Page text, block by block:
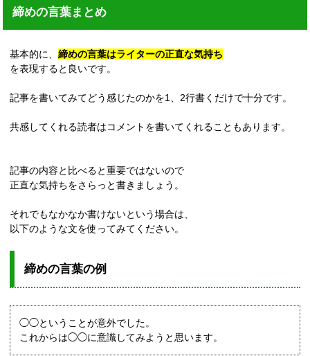
締めの言葉まとめ
基本的に、締めの言葉はライターの正直な気持ち
を表現すると良いです。
記事を書いてみてどう感じたのかを1、2行書くだけで十分です。
共感してくれる読者はコメントを書いてくれることもあります。
記事の内容と比べると重要ではないので
正直な気持ちをさらっと書きましょう。
それでもなかなか書けないという場合は、
以下のような文を使ってみてください。
締めの言葉の例
◯◯ということが意外でした。
これからは◯◯に意識してみようと思います。